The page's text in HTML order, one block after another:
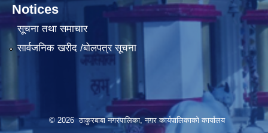
Notices
सूचना तथा समाचार
सार्वजनिक खरीद /बोलपत्र सूचना
© 2026 ठाकुरबाबा नगरपालिका, नगर कार्यपालिकाकाे कार्यालय